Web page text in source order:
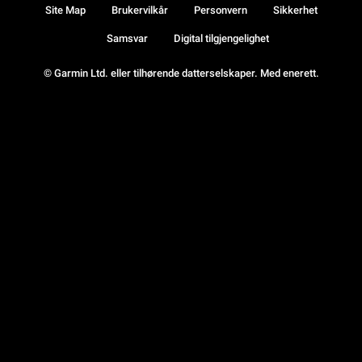
© Garmin Ltd. eller tilhørende datterselskaper. Med enerett.
Site Map Brukervilkår Personvern Sikkerhet
Samsvar Digital tilgjengelighet